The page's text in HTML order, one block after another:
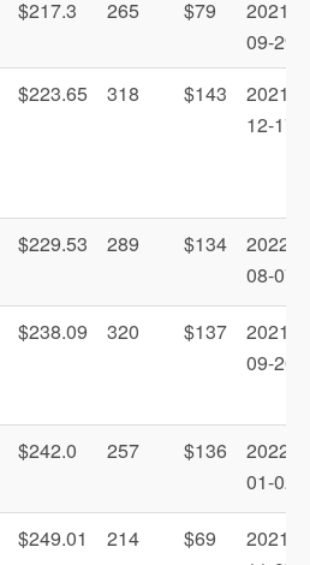
$217.3 265 $79
2021-
09-29
$223.65 318 $143
2021-
12-17
$229.53 289 $134
2022-
08-07
$238.09 320 $137
2021-
09-20
$242.0 257 $136
2022-
01-02
$249.01 214 $69
2021-